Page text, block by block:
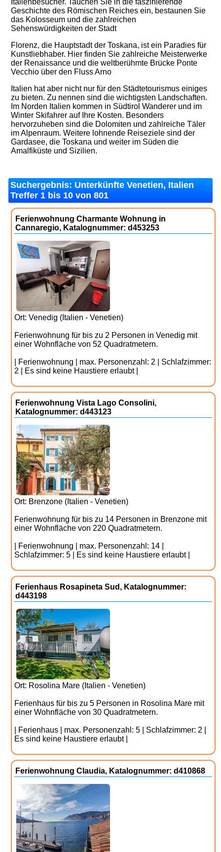
Italienbesucher. Tauchen Sie in die faszinierende
Geschichte des Römischen Reiches ein, bestaunen Sie
das Kolosseum und die zahlreichen
Sehenswürdigkeiten der Stadt
Florenz, die Hauptstadt der Toskana, ist ein Paradies für
Kunstliebhaber. Hier finden Sie zahlreiche Meisterwerke
der Renaissance und die weltberühmte Brücke Ponte
Vecchio über den Fluss Arno
Italien hat aber nicht nur für den Städtetourismus einiges
zu bieten. Zu nennen sind die wichtigsten Landschaften.
Im Norden Italien kommen in Südtirol Wanderer und im
Winter Skifahrer auf Ihre Kosten. Besonders
hervorzuheben sind die Dolomiten und zahlreiche Täler
im Alpenraum. Weitere lohnende Reiseziele sind der
Gardasee, die Toskana und weiter im Süden die
Amalfiküste und Sizilien.
Suchergebnis: Unterkünfte Venetien, Italien
Treffer 1 bis 10 von 801
Ferienwohnung Charmante Wohnung in
Cannaregio, Katalognummer: d453253
Ort: Venedig (Italien - Venetien)
Ferienwohnung für bis zu 2 Personen in Venedig mit
einer Wohnfläche von 52 Quadratmetern.
| Ferienwohnung | max. Personenzahl: 2 | Schlafzimmer:
2 | Es sind keine Haustiere erlaubt |
Ferienwohnung Vista Lago Consolini,
Katalognummer: d443123
Ort: Brenzone (Italien - Venetien)
Ferienwohnung für bis zu 14 Personen in Brenzone mit
einer Wohnfläche von 220 Quadratmetern.
| Ferienwohnung | max. Personenzahl: 14 |
Schlafzimmer: 5 | Es sind keine Haustiere erlaubt |
Ferienhaus Rosapineta Sud, Katalognummer:
d443198
Ort: Rosolina Mare (Italien - Venetien)
Ferienhaus für bis zu 5 Personen in Rosolina Mare mit
einer Wohnfläche von 30 Quadratmetern.
| Ferienhaus | max. Personenzahl: 5 | Schlafzimmer: 2 |
Es sind keine Haustiere erlaubt |
Ferienwohnung Claudia, Katalognummer: d410868